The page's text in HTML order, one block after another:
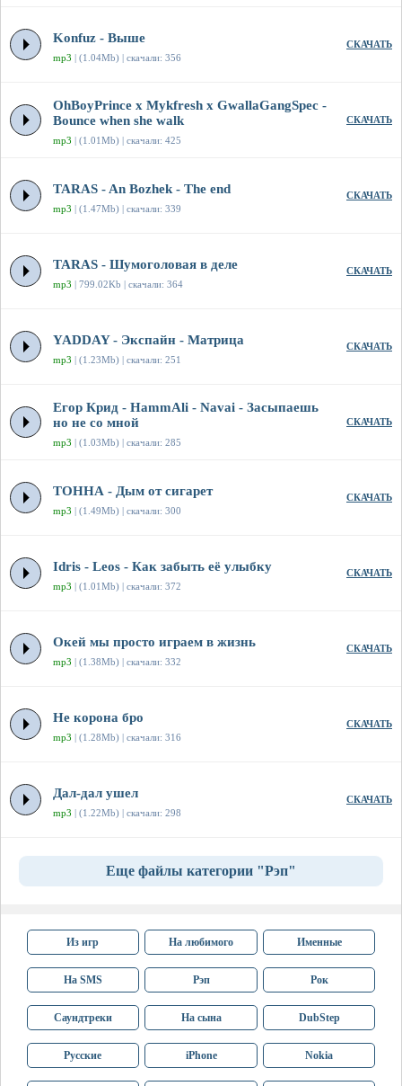
Konfuz - Выше
mp3 | (1.04Mb) | скачали: 356
СКАЧАТЬ
OhBoyPrince x Mykfresh x GwallaGangSpec -
Bounce when she walk
mp3 | (1.01Mb) | скачали: 425
СКАЧАТЬ
TARAS - An Bozhek - The end
mp3 | (1.47Mb) | скачали: 339
СКАЧАТЬ
TARAS - Шумоголовая в деле
mp3 | 799.02Kb | скачали: 364
СКАЧАТЬ
YADDAY - Экспайн - Матрица
mp3 | (1.23Mb) | скачали: 251
СКАЧАТЬ
Егор Крид - HammAli - Navai - Засыпаешь
но не со мной
mp3 | (1.03Mb) | скачали: 285
СКАЧАТЬ
ТОННА - Дым от сигарет
mp3 | (1.49Mb) | скачали: 300
СКАЧАТЬ
Idris - Leos - Как забыть её улыбку
mp3 | (1.01Mb) | скачали: 372
СКАЧАТЬ
Окей мы просто играем в жизнь
mp3 | (1.38Mb) | скачали: 332
СКАЧАТЬ
Не корона бро
mp3 | (1.28Mb) | скачали: 316
СКАЧАТЬ
Дал-дал ушел
mp3 | (1.22Mb) | скачали: 298
СКАЧАТЬ
Еще файлы категории "Рэп"
Из игр На любимого Именные
На SMS Рэп Рок
Саундтреки На сына DubStep
Русские iPhone Nokia